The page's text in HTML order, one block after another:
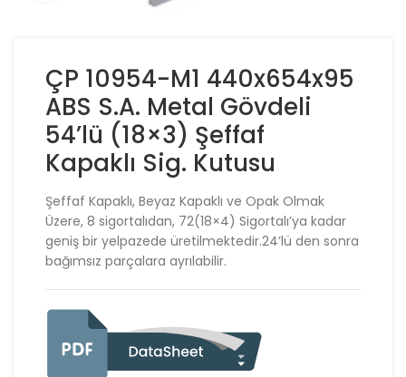
ÇP 10954-M1 440x654x95
ABS S.A. Metal Gövdeli
54’lü (18×3) Şeffaf
Kapaklı Sig. Kutusu
Şeffaf Kapaklı, Beyaz Kapaklı ve Opak Olmak
Üzere, 8 sigortalıdan, 72(18×4) Sigortalı’ya kadar
geniş bir yelpazede üretilmektedir.24’lü den sonra
bağımsız parçalara ayrılabilir.